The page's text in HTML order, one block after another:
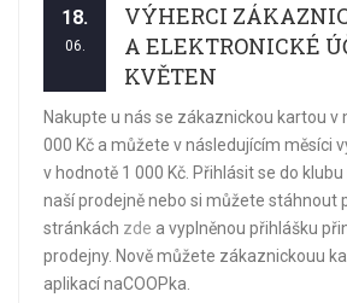
18.
06.
VÝHERCI
A ELEKTRONICKÉ
KVĚTEN
Nakupte u nás se zákaznickou kartou v
000 Kč a můžete v následujícím měsíci
v hodnotě 1 000 Kč. Přihlásit se do
naší prodejně nebo si můžete stáhnout
stránkách zde a vyplněnou přihlášku
prodejny. Nově můžete zákaznickouu
aplikací naCOOPka.